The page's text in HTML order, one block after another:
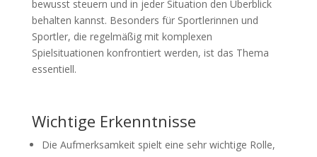
bewusst steuern und in jeder Situation den Überblick
behalten kannst. Besonders für Sportlerinnen und
Sportler, die regelmäßig mit komplexen
Spielsituationen konfrontiert werden, ist das Thema
essentiell.
Wichtige Erkenntnisse
Die Aufmerksamkeit spielt eine sehr wichtige Rolle,